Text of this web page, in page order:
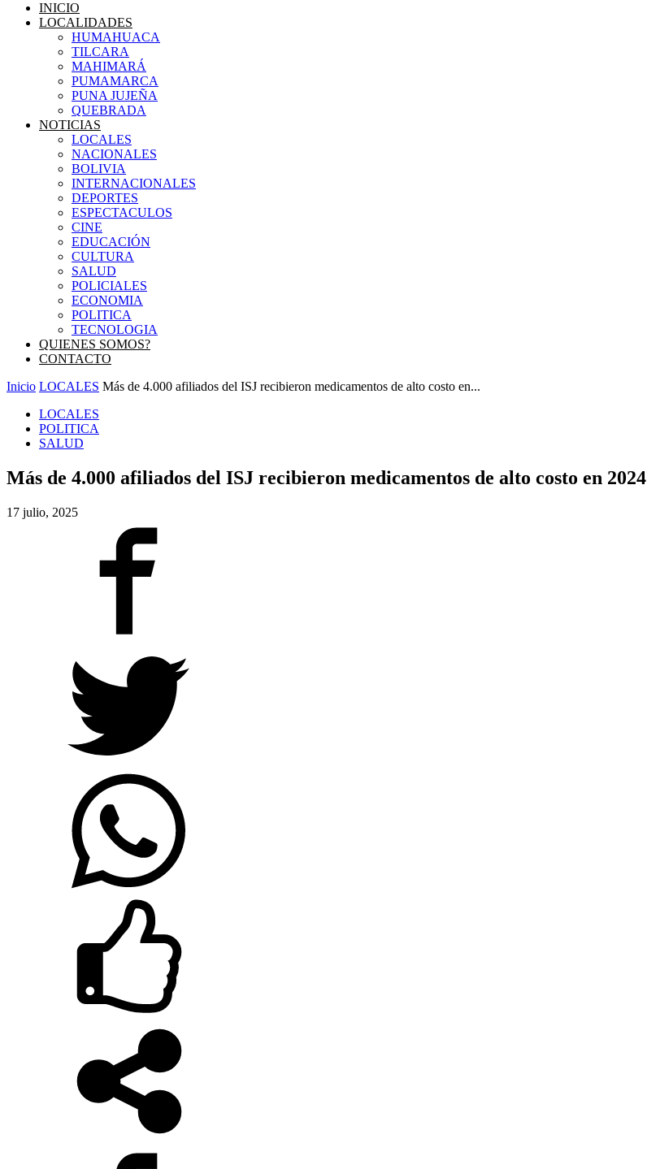
INICIO
LOCALIDADES
HUMAHUACA
TILCARA
MAHIMARÁ
PUMAMARCA
PUNA JUJEÑA
QUEBRADA
NOTICIAS
LOCALES
NACIONALES
BOLIVIA
INTERNACIONALES
DEPORTES
ESPECTACULOS
CINE
EDUCACIÓN
CULTURA
SALUD
POLICIALES
ECONOMIA
POLITICA
TECNOLOGIA
QUIENES SOMOS?
CONTACTO
Inicio LOCALES Más de 4.000 afiliados del ISJ recibieron medicamentos de alto costo en...
LOCALES
POLITICA
SALUD
Más de 4.000 afiliados del ISJ recibieron medicamentos de alto costo en 2024
17 julio, 2025